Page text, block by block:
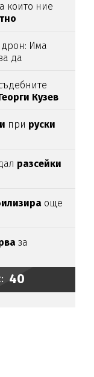
които ние
дрон: Има
да
Кузев
при руски
разсейки
още
за
40